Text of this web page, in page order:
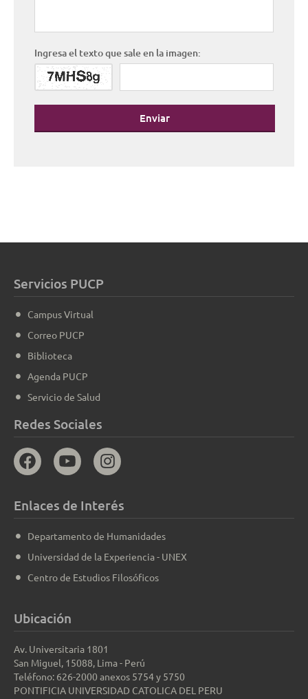
Ingresa el texto que sale en la imagen:
Enviar
Servicios PUCP
Campus Virtual
Correo PUCP
Biblioteca
Agenda PUCP
Servicio de Salud
Redes Sociales
Enlaces de Interés
Departamento de Humanidades
Universidad de la Experiencia - UNEX
Centro de Estudios Filosóficos
Ubicación
Av. Universitaria 1801
San Miguel, 15088, Lima - Perú
Teléfono: 626-2000 anexos 5754 y 5750
PONTIFICIA UNIVERSIDAD CATOLICA DEL PERU